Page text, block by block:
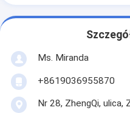
Ms. Miranda
+8619036955870
Nr 28, ZhengQi, ulica,